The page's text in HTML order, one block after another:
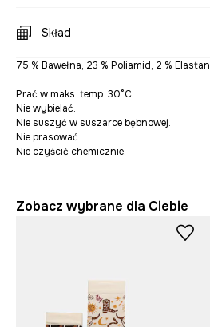
Skład
75 % Bawełna, 23 % Poliamid, 2 % Elastan
Prać w maks. temp. 30°C.
Nie wybielać.
Nie suszyć w suszarce bębnowej.
Nie prasować.
Nie czyścić chemicznie.
Zobacz wybrane dla Ciebie